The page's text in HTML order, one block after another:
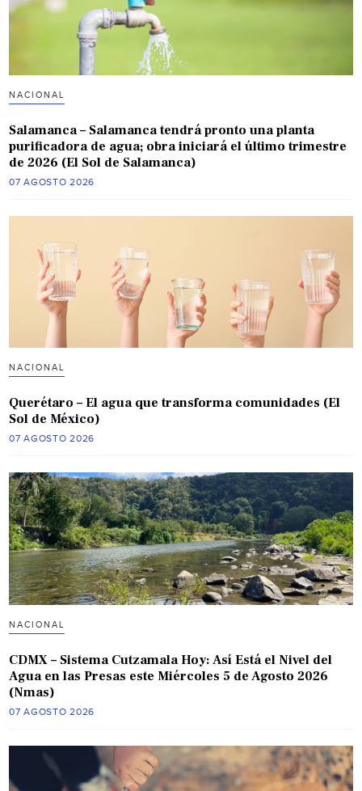
NACIONAL
Salamanca – Salamanca tendrá pronto una planta
purificadora de agua; obra iniciará el último trimestre
de 2026 (El Sol de Salamanca)
07 AGOSTO 2026
NACIONAL
Querétaro – El agua que transforma comunidades (El
Sol de México)
07 AGOSTO 2026
NACIONAL
CDMX – Sistema Cutzamala Hoy: Así Está el Nivel del
Agua en las Presas este Miércoles 5 de Agosto 2026
(Nmas)
07 AGOSTO 2026